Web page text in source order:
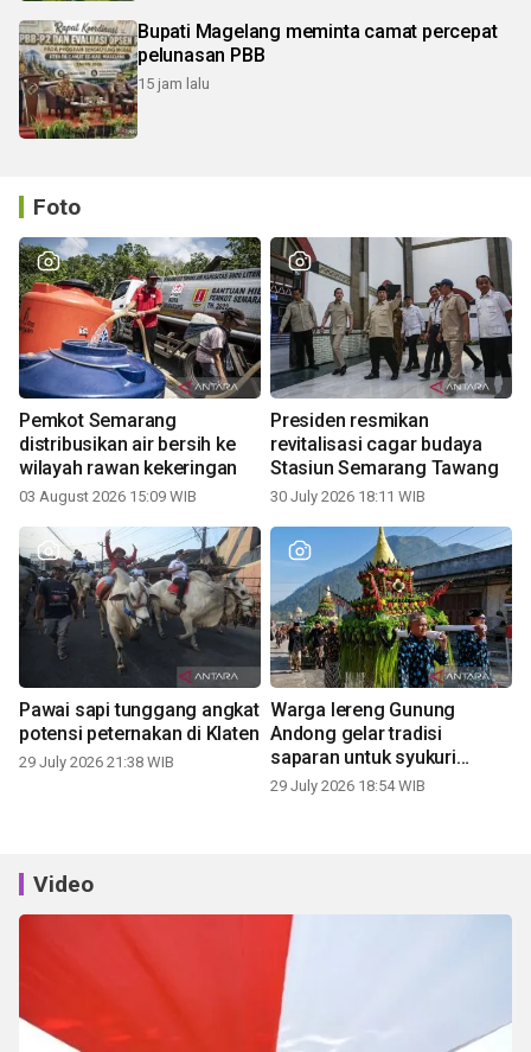
Bupati Magelang meminta camat percepat
pelunasan PBB
15 jam lalu
Foto
Pemkot Semarang
distribusikan air bersih ke
wilayah rawan kekeringan
03 August 2026 15:09 WIB
Presiden resmikan
revitalisasi cagar budaya
Stasiun Semarang Tawang
30 July 2026 18:11 WIB
Pawai sapi tunggang angkat
potensi peternakan di Klaten
29 July 2026 21:38 WIB
Warga lereng Gunung
Andong gelar tradisi
saparan untuk syukuri
panen
29 July 2026 18:54 WIB
Video